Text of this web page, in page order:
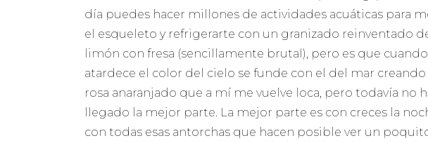
día puedes hacer millones de actividades acuáticas para
el esqueleto y refrigerarte con un granizado reinventado
limón con fresa (sencillamente brutal), pero es que cuando
atardece el color del cielo se funde con el del mar creando
rosa anaranjado que a mí me vuelve loca, pero todavía no
llegado la mejor parte. La mejor parte es con creces la
con todas esas antorchas que hacen posible ver un